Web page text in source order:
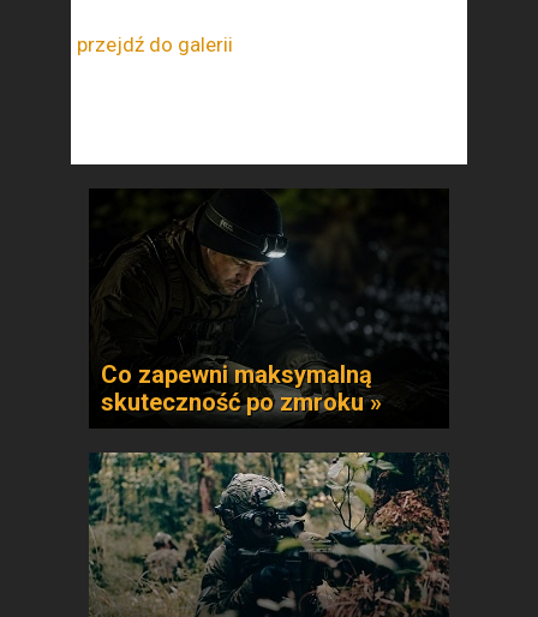
przejdź do galerii
Co zapewni maksymalną
skuteczność po zmroku »